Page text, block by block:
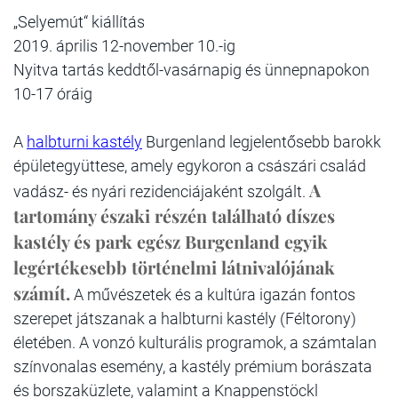
„Selyemút“ kiállítás
2019. április 12-november 10.-ig
Nyitva tartás keddtől-vasárnapig és ünnepnapokon
10-17 óráig
A halbturni kastély Burgenland legjelentősebb barokk
épületegyüttese, amely egykoron a császári család
vadász- és nyári rezidenciájaként szolgált. A
tartomány északi részén található díszes
kastély és park egész Burgenland egyik
legértékesebb történelmi látnivalójának
számít.A művészetek és a kultúra igazán fontos
szerepet játszanak a halbturni kastély (Féltorony)
életében. A vonzó kulturális programok, a számtalan
színvonalas esemény, a kastély prémium borászata
és borszaküzlete, valamint a Knappenstöckl